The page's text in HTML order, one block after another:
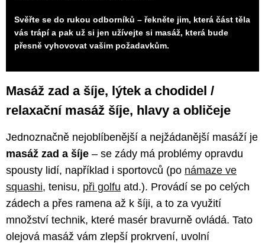
Svěřte se do rukou odborníků – řekněte jim, která část těla
vás trápí a pak už si jen užívejte si masáž, která bude
přesně vyhovovat vašim požadavkům.
Masáž zad a šíje, lýtek a chodidel /
relaxační masáž šíje, hlavy a obličeje
Jednoznačně nejoblíbenější a nejžádanější masáží je
masáž zad a šíje – se zády má problémy opravdu
spousty lidí, například i sportovců (po námaze ve
squashi, tenisu, při golfu atd.). Provádí se po celých
zádech a přes ramena až k šíji, a to za využití
množství technik, které masér bravurně ovládá. Tato
olejová masáž vám zlepší prokrvení, uvolní